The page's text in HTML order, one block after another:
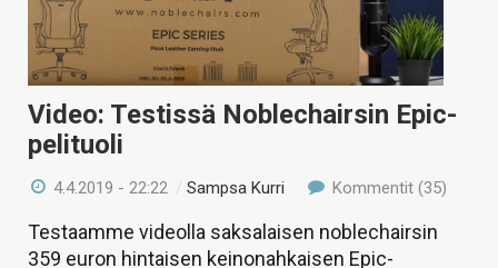
Video: Testissä Noblechairsin Epic-
pelituoli
4.4.2019 - 22:22 /Sampsa Kurri Kommentit (35)
Testaamme videolla saksalaisen noblechairsin
359 euron hintaisen keinonahkaisen Epic-